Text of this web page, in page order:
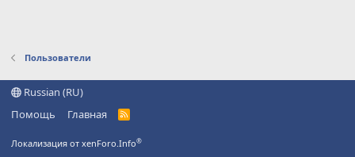
Пользователи
Russian (RU)
Помощь
Главная
R
Локализация от xenForo.Info®